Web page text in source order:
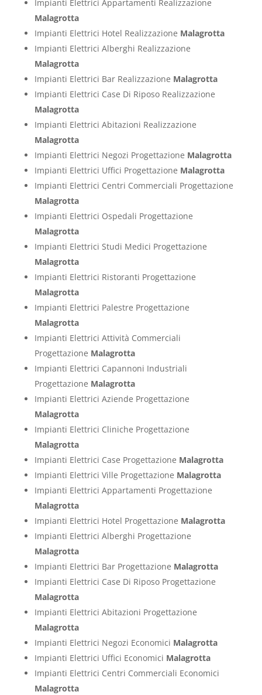
Impianti Elettrici Appartamenti Realizzazione
Malagrotta
Impianti Elettrici Hotel Realizzazione Malagrotta
Impianti Elettrici Alberghi Realizzazione
Malagrotta
Impianti Elettrici Bar Realizzazione Malagrotta
Impianti Elettrici Case Di Riposo Realizzazione
Malagrotta
Impianti Elettrici Abitazioni Realizzazione
Malagrotta
Impianti Elettrici Negozi Progettazione Malagrotta
Impianti Elettrici Uffici Progettazione Malagrotta
Impianti Elettrici Centri Commerciali Progettazione
Malagrotta
Impianti Elettrici Ospedali Progettazione
Malagrotta
Impianti Elettrici Studi Medici Progettazione
Malagrotta
Impianti Elettrici Ristoranti Progettazione
Malagrotta
Impianti Elettrici Palestre Progettazione
Malagrotta
Impianti Elettrici Attività Commerciali
Progettazione Malagrotta
Impianti Elettrici Capannoni Industriali
Progettazione Malagrotta
Impianti Elettrici Aziende Progettazione
Malagrotta
Impianti Elettrici Cliniche Progettazione
Malagrotta
Impianti Elettrici Case Progettazione Malagrotta
Impianti Elettrici Ville Progettazione Malagrotta
Impianti Elettrici Appartamenti Progettazione
Malagrotta
Impianti Elettrici Hotel Progettazione Malagrotta
Impianti Elettrici Alberghi Progettazione
Malagrotta
Impianti Elettrici Bar Progettazione Malagrotta
Impianti Elettrici Case Di Riposo Progettazione
Malagrotta
Impianti Elettrici Abitazioni Progettazione
Malagrotta
Impianti Elettrici Negozi Economici Malagrotta
Impianti Elettrici Uffici Economici Malagrotta
Impianti Elettrici Centri Commerciali Economici
Malagrotta